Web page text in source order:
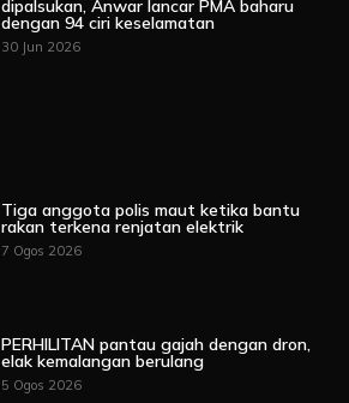
dipalsukan, Anwar lancar PMA baharu
dengan 94 ciri keselamatan
30 Jun 2026
Tiga anggota polis maut ketika bantu
rakan terkena renjatan elektrik
7 Ogos 2026
PERHILITAN pantau gajah dengan dron,
elak kemalangan berulang
5 Ogos 2026